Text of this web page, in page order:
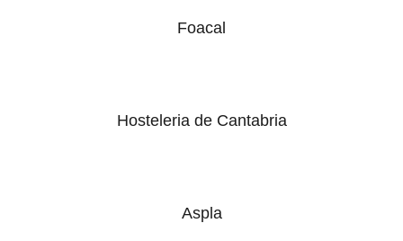
Foacal
Hosteleria de Cantabria
Aspla